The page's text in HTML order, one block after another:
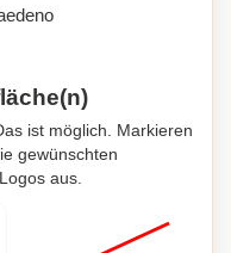
ist möglich. Markieren
gewünschten
aus.